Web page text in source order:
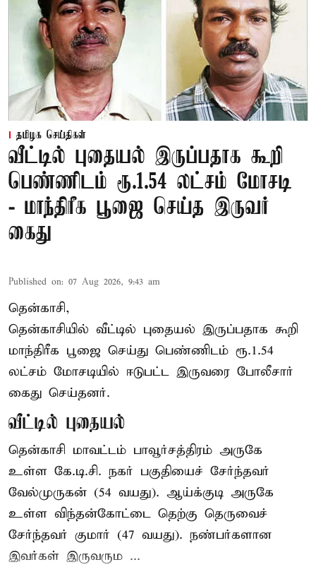
தமிழக செய்திகள்
வீட்டில் புதையல் இருப்பதாக கூறி
பெண்ணிடம் ரூ.1.54 லட்சம் மோசடி
- மாந்திரீக பூஜை செய்த இருவர்
கைது
Published on: 07 Aug 2026, 9:43 am
தென்காசி,
தென்காசியில் வீட்டில் புதையல் இருப்பதாக கூறி
மாந்திரீக பூஜை செய்து பெண்ணிடம் ரூ.1.54
லட்சம் மோசடியில் ஈடுபட்ட இருவரை போலீசார்
கைது செய்தனர்.
வீட்டில் புதையல்
தென்காசி மாவட்டம் பாவூர்சத்திரம் அருகே
உள்ள கே.டி.சி. நகர் பகுதியைச் சேர்ந்தவர்
வேல்முருகன் (54 வயது). ஆய்க்குடி அருகே
உள்ள விந்தன்கோட்டை தெற்கு தெருவைச்
சேர்ந்தவர் குமார் (47 வயது). நண்பர்களான
இவர்கள் இருவரும ...